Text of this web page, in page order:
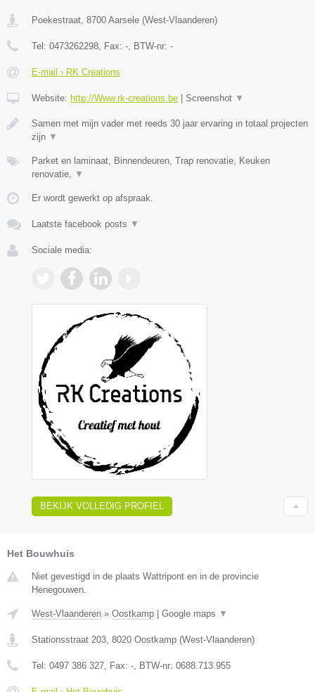
Poekestraat 8700 Aarsele (West-Vlaanderen)
Tel: 0473262298 , Fax: - , BTW-nr: -
E-mail › RK Creations
Website: http://Www.rk-creations.be | Screenshot ▼
Samen met mijn vader met reeds 30 jaar ervaring in totaal projecten
zijn ▼
Parket en laminaat, Binnendeuren, Trap renovatie, Keuken
renovatie,
▼
Er wordt gewerkt op afspraak.
Laatste facebook posts ▼
Sociale media:
BEKIJK VOLLEDIG PROFIEL
Het Bouwhuis
Niet gevestigd in de plaats Wattripont en in de provincie
Henegouwen.
West-Vlaanderen » Oostkamp | Google maps ▼
Stationsstraat 203 8020 Oostkamp (West-Vlaanderen)
Tel: 0497 386 327 , Fax: - , BTW-nr: 0688.713.955